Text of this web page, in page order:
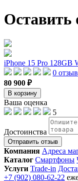
Оставить
iPhone 15 Pro 128GB
0
80 900 ₽
В корзину
Ваша оценка
5
Достоинства
Отправить отзыв
Компания Адреса
Каталог Смартфоны
Услуги Trade-in
+7 (902) 080-62-22